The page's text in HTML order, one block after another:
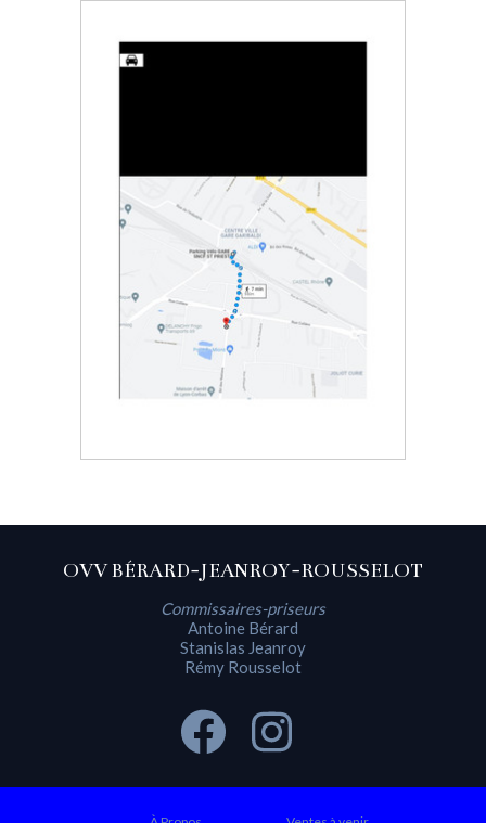
OVV BÉRARD-JEANROY-ROUSSELOT
Commissaires-priseurs
Antoine Bérard
Stanislas Jeanroy
Rémy Rousselot